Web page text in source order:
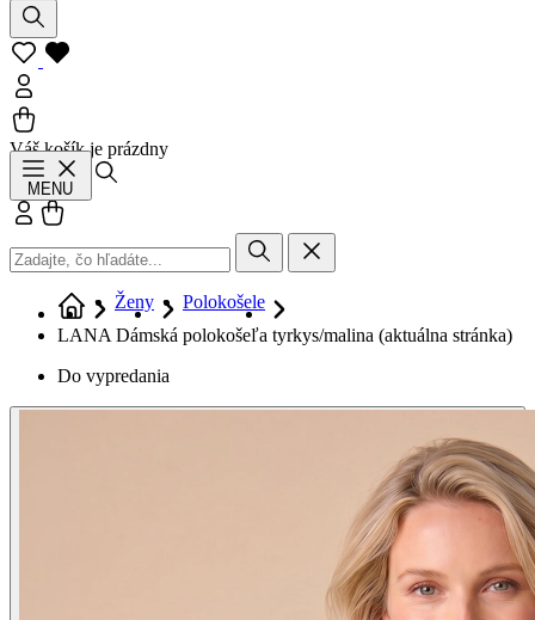
Váš košík je prázdny
MENU
Prihlásiť sa
Ženy
Polokošele
LANA Dámská polokošeľa tyrkys/malina (aktuálna stránka)
Do vypredania